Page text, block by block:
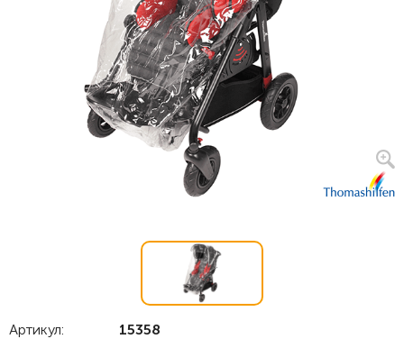
Артикул:
15358